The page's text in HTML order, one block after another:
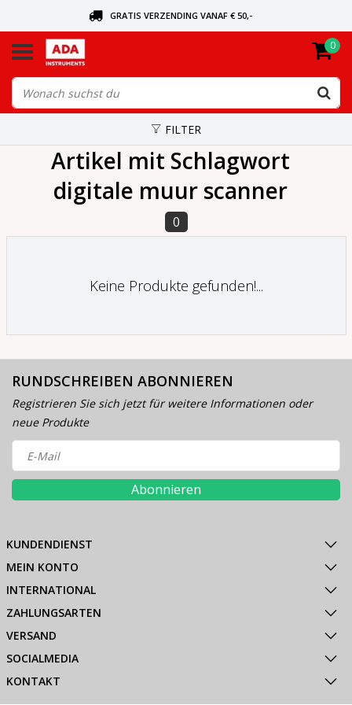
GRATIS VERZENDING VANAF € 50,-
VANDAAG BESTELD, VANDAAG VERZONDEN
0
FILTER
Artikel mit Schlagwort
digitale muur scanner
0
Keine Produkte gefunden!...
RUNDSCHREIBEN ABONNIEREN
Registrieren Sie sich jetzt für weitere Informationen oder
neue Produkte
Abonnieren
KUNDENDIENST
MEIN KONTO
INTERNATIONAL
ZAHLUNGSARTEN
VERSAND
SOCIALMEDIA
KONTAKT